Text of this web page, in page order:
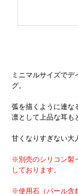
ミニマルサイズでデ
グ。
弧を描くように連な
凛として上品な耳も
甘くなりすぎない大
※別売のシリコン製
しております。
※使用石（パール含